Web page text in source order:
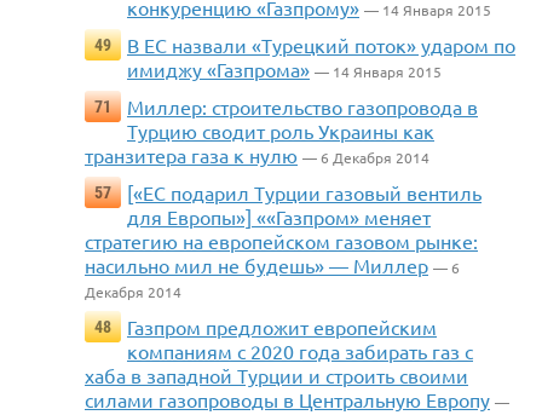
конкуренцию «Газпрому» — 14 Января 2015
49
В ЕС назвали «Турецкий поток» ударом по
имиджу «Газпрома» — 14 Января 2015
71
Миллер: строительство газопровода в
Турцию сводит роль Украины как
транзитера газа к нулю — 6 Декабря 2014
57
[«ЕС подарил Турции газовый вентиль
для Европы»] ««Газпром» меняет
стратегию на европейском газовом рынке:
насильно мил не будешь» — Миллер — 6
Декабря 2014
48
Газпром предложит европейским
компаниям с 2020 года забирать газ с
хаба в западной Турции и строить своими
силами газопроводы в Центральную Европу —